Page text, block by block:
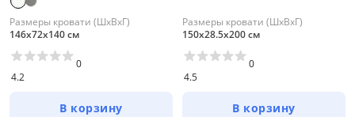
Размеры кровати (ШхВхГ)
146х72х140 см
4.2
0
В корзину
Размеры кровати (ШхВхГ)
150х28.5х200 см
4.5
0
В корзину